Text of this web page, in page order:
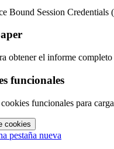
Bound Session
obtener el informe
funcionales
funcionales para
cookies
pestaña nueva